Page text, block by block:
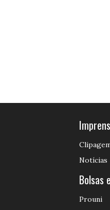
Notícias
Bolsas
Prouni